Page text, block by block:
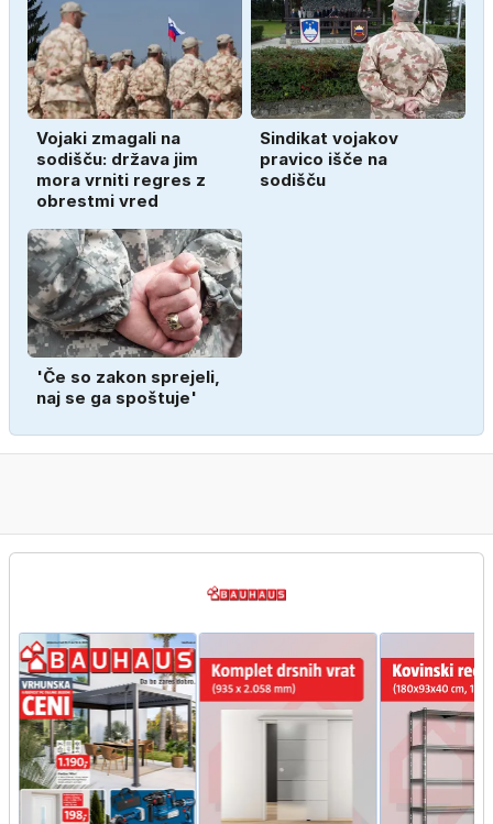
Vojaki zmagali na
sodišču: država jim
mora vrniti regres z
obrestmi vred
Sindikat vojakov
pravico išče na
sodišču
'Če so zakon sprejeli,
naj se ga spoštuje'